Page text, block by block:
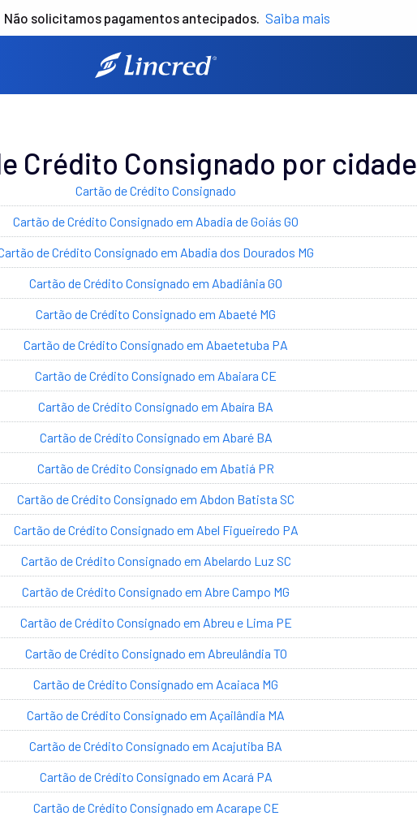
Não solicitamos pagamentos antecipados. Saiba mais
Crédito Consignado por cidade
Cartão de Crédito Consignado
Cartão de Crédito Consignado em Abadia de Goiás GO
de Crédito Consignado em Abadia dos Dourados MG
Cartão de Crédito Consignado em Abadiânia GO
Cartão de Crédito Consignado em Abaeté MG
Cartão de Crédito Consignado em Abaetetuba PA
Cartão de Crédito Consignado em Abaiara CE
Cartão de Crédito Consignado em Abaíra BA
Cartão de Crédito Consignado em Abaré BA
Cartão de Crédito Consignado em Abatiá PR
Cartão de Crédito Consignado em Abdon Batista SC
Cartão de Crédito Consignado em Abel Figueiredo PA
Cartão de Crédito Consignado em Abelardo Luz SC
Cartão de Crédito Consignado em Abre Campo MG
Cartão de Crédito Consignado em Abreu e Lima PE
Cartão de Crédito Consignado em Abreulândia TO
Cartão de Crédito Consignado em Acaiaca MG
Cartão de Crédito Consignado em Açailândia MA
Cartão de Crédito Consignado em Acajutiba BA
Cartão de Crédito Consignado em Acará PA
Cartão de Crédito Consignado em Acarape CE